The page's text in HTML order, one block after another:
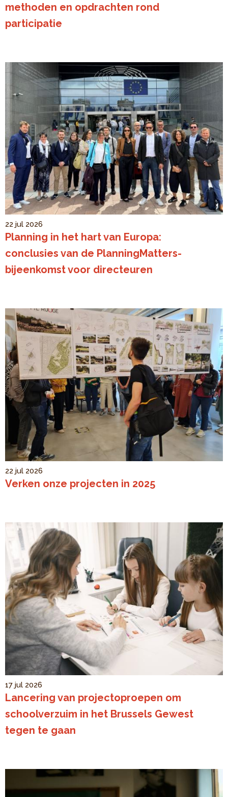
methoden en opdrachten rond
participatie
22 jul 2026
Planning in het hart van Europa:
conclusies van de PlanningMatters-
bijeenkomst voor directeuren
22 jul 2026
Verken onze projecten in 2025
17 jul 2026
Lancering van projectoproepen om
schoolverzuim in het Brussels Gewest
tegen te gaan